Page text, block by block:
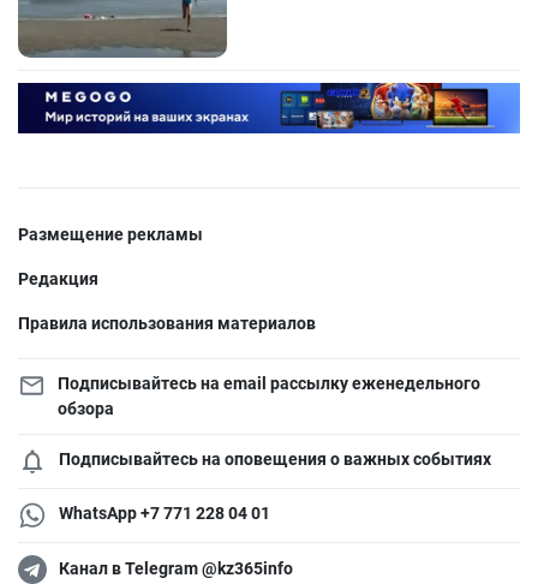
Размещение рекламы
Редакция
Правила использования материалов
Подписывайтесь на email рассылку еженедельного
обзора
Подписывайтесь на оповещения о важных событиях
WhatsApp +7 771 228 04 01
Канал в Telegram @kz365info